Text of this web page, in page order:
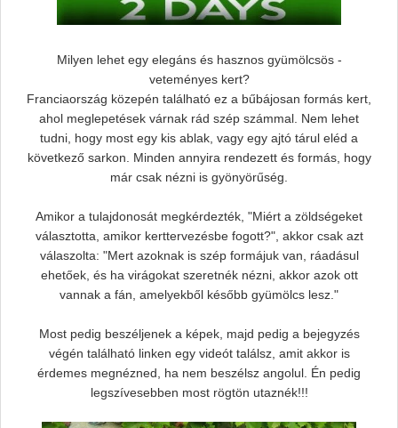
Milyen lehet egy elegáns és hasznos gyümölcsös -
veteményes kert?
Franciaország közepén található ez a bűbájosan formás kert,
ahol meglepetések várnak rád szép számmal. Nem lehet
tudni, hogy most egy kis ablak, vagy egy ajtó tárul eléd a
következő sarkon. Minden annyira rendezett és formás, hogy
már csak nézni is gyönyörűség.
Amikor a tulajdonosát megkérdezték, "Miért a zöldségeket
választotta, amikor kerttervezésbe fogott?", akkor csak azt
válaszolta: "Mert azoknak is szép formájuk van, ráadásul
ehetőek, és ha virágokat szeretnék nézni, akkor azok ott
vannak a fán, amelyekből később gyümölcs lesz."
Most pedig beszéljenek a képek, majd pedig a bejegyzés
végén található linken egy videót találsz, amit akkor is
érdemes megnézned, ha nem beszélsz angolul. Én pedig
legszívesebben most rögtön utaznék!!!